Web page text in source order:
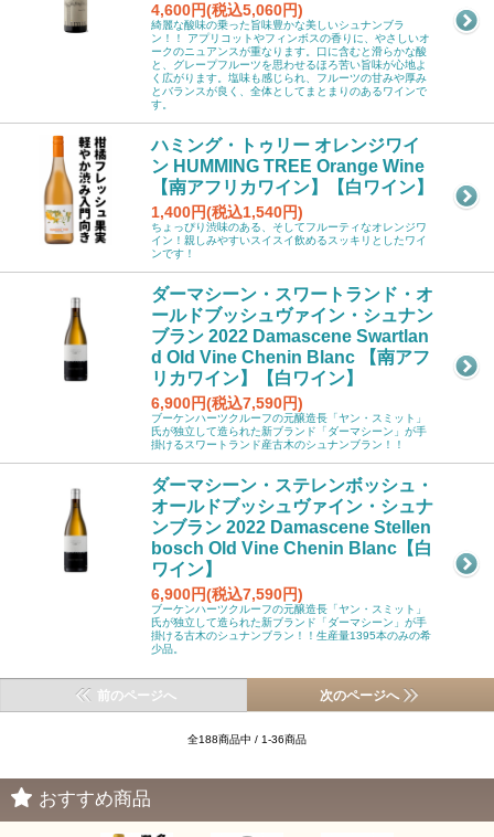
4,600円(税込5,060円)
綺麗な酸味の乗った旨味豊かな美しいシュナンブラ
ン！！ アプリコットやフィンボスの香りに、やさしいオ
ークのニュアンスが重なります。口に含むと滑らかな酸
と、グレープフルーツを思わせるほろ苦い旨味が心地よ
く広がります。塩味も感じられ、フルーツの甘みや厚み
とバランスが良く、全体としてまとまりのあるワインで
す。
ハミング・トゥリー オレンジワイ
ン HUMMING TREE Orange Wine
【南アフリカワイン】【白ワイン】
1,400円(税込1,540円)
ちょっぴり渋味のある、そしてフルーティなオレンジワ
イン！親しみやすいスイスイ飲めるスッキリとしたワイ
ンです！
ダーマシーン・スワートランド・オ
ールドブッシュヴァイン・シュナン
ブラン 2022 Damascene Swartlan
d Old Vine Chenin Blanc 【南アフ
リカワイン】【白ワイン】
6,900円(税込7,590円)
ブーケンハーツクルーフの元醸造長「ヤン・スミット」
氏が独立して造られた新ブランド「ダーマシーン」が手
掛けるスワートランド産古木のシュナンブラン！！
ダーマシーン・ステレンボッシュ・
オールドブッシュヴァイン・シュナ
ンブラン 2022 Damascene Stellen
bosch Old Vine Chenin Blanc【白
ワイン】
6,900円(税込7,590円)
ブーケンハーツクルーフの元醸造長「ヤン・スミット」
氏が独立して造られた新ブランド「ダーマシーン」が手
掛ける古木のシュナンブラン！！生産量1395本のみの希
少品。
前のページへ 次のページへ
全188商品中 / 1-36商品
おすすめ商品